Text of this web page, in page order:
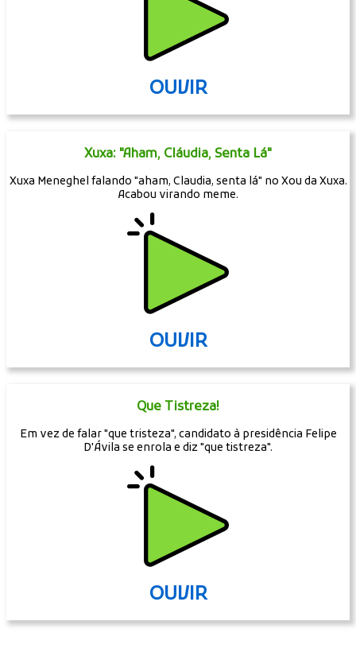
OUVIR
Xuxa: "Aham, Cláudia, Senta Lá"
Xuxa Meneghel falando "aham, Claudia, senta lá" no Xou da Xuxa.
Acabou virando meme.
OUVIR
Que Tistreza!
Em vez de falar "que tristeza", candidato à presidência Felipe
D'Ávila se enrola e diz "que tistreza".
OUVIR